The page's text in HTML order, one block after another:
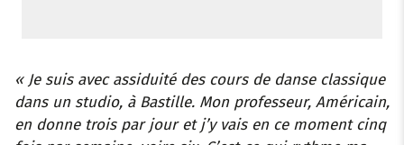
« Je suis avec assiduité des cours de danse classique
dans un studio, à Bastille. Mon professeur, Américain,
en donne trois par jour et j’y vais en ce moment cinq